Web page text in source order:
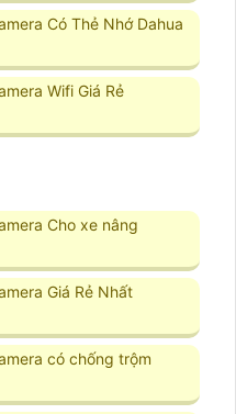
Có Thẻ Nhớ Dahua
Wifi Giá Rẻ
Cho xe nâng
Giá Rẻ Nhất
có chống trộm